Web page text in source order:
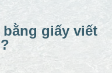
giấy viết